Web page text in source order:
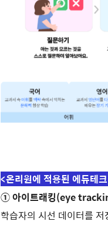
<온리원에 적용된 에듀테
① 아이트래킹(eye
학습자의 시선 데이터를 저